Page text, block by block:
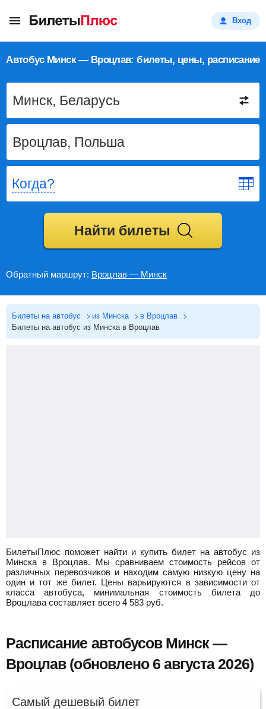
Вход
Автобус Минск — Вроцлав: билеты, цены, расписание
Когда?
Найти билеты
Обратный маршрут: Вроцлав — Минск
Билеты на автобус из Минска
в Вроцлав
Билеты на автобус из Минска в Вроцлав
БилетыПлюс поможет найти и купить билет на автобус из
Минска в Вроцлав.
Мы сравниваем стоимость рейсов от
различных перевозчиков и находим самую низкую цену на
один и тот же билет. Цены варьируются в зависимости от
класса автобуса, минимальная стоимость билета до
Вроцлава составляет всего 4 583 руб.
Расписание автобусов Минск —
Вроцлав (обновлено 6 августа 2026)
Самый дешевый билет